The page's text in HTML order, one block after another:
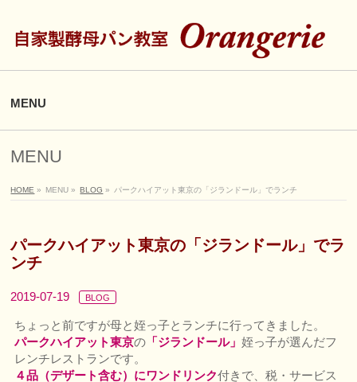
MENU
MENU
HOME » MENU » BLOG » パークハイアット東京の「ジランドール」でランチ
パークハイアット東京の「ジランドール」でラ
ンチ
2019-07-19 BLOG
ちょっと前ですが母と姪っ子とランチに行ってきました。
パークハイアット東京の 「ジランドール」姪っ子が選んだフ
レンチレストランです。
４品（デザート含む）にワンドリンク付きで、税・サービス